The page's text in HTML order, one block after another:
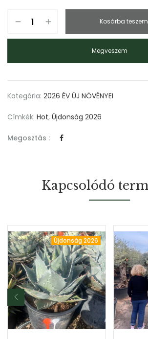
Kosárba teszem
Megveszem
Kategória: 2026 ÉV ÚJ NÖVÉNYEI
Címkék: Hot, Újdonság 2026
Megosztás :
Kapcsolódó
Újdonság 2026